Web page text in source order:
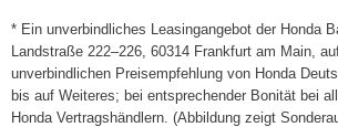
* Ein unverbindliches Leasingangebot der Honda
Landstraße 222–226, 60314 Frankfurt am Main,
unverbindlichen Preisempfehlung von Honda
bis auf Weiteres; bei entsprechender Bonität bei
Honda Vertragshändlern. (Abbildung zeigt